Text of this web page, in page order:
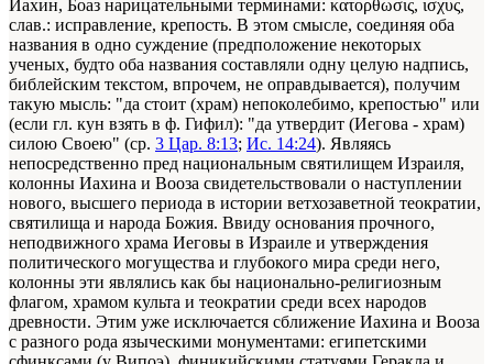
Иахин, Боаз нарицательными терминами: κατορθωσις, ισχυς,
слав.: исправление, крепость. В этом смысле, соединяя оба
названия в одно суждение (предположение некоторых
ученых, будто оба названия составляли одну целую надпись,
библейским текстом, впрочем, не оправдывается), получим
такую мысль: "да стоит (храм) непоколебимо, крепостью" или
(если гл. кун взять в ф. Гифил): "да утвердит (Иегова - храм)
силою Своею" (ср. 3 Цар. 8:13; Ис. 14:24). Являясь
непосредственно пред национальным святилищем Израиля,
колонны Иахина и Вооза свидетельствовали о наступлении
нового, высшего периода в истории ветхозаветной теократии,
святилища и народа Божия. Ввиду основания прочного,
неподвижного храма Иеговы в Израиле и утверждения
политического могущества и глубокого мира среди него,
колонны эти являлись как бы национально-религиозным
флагом, храмом культа и теократии среди всех народов
древности. Этим уже исключается сближение Иахина и Вооза
с разного рода языческими монументами: египетскими